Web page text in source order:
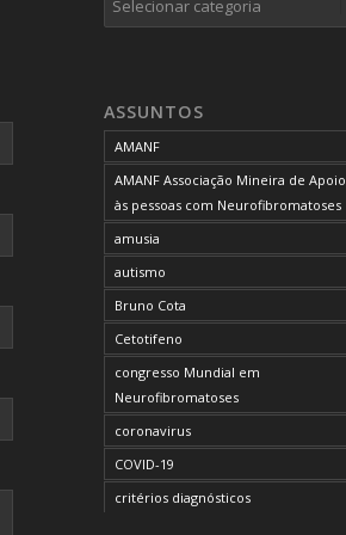
neurofibromas cutâneos
neurofibromatose do tipo 2
neurofibromatoses
OCUPAÇÃO DO BLOG
onde tratar
problemas comportamentais
reunião mensal da AMANF
selumetinibe
Sem categoria
SUS
TDAH
tratamento
ASSUNTOS
AMANF
AMANF Associação Mineira de Apoio
às pessoas com Neurofibromatoses
amusia
autismo
Bruno Cota
Cetotifeno
congresso Mundial em
Neurofibromatoses
coronavirus
COVID-19
critérios diagnósticos